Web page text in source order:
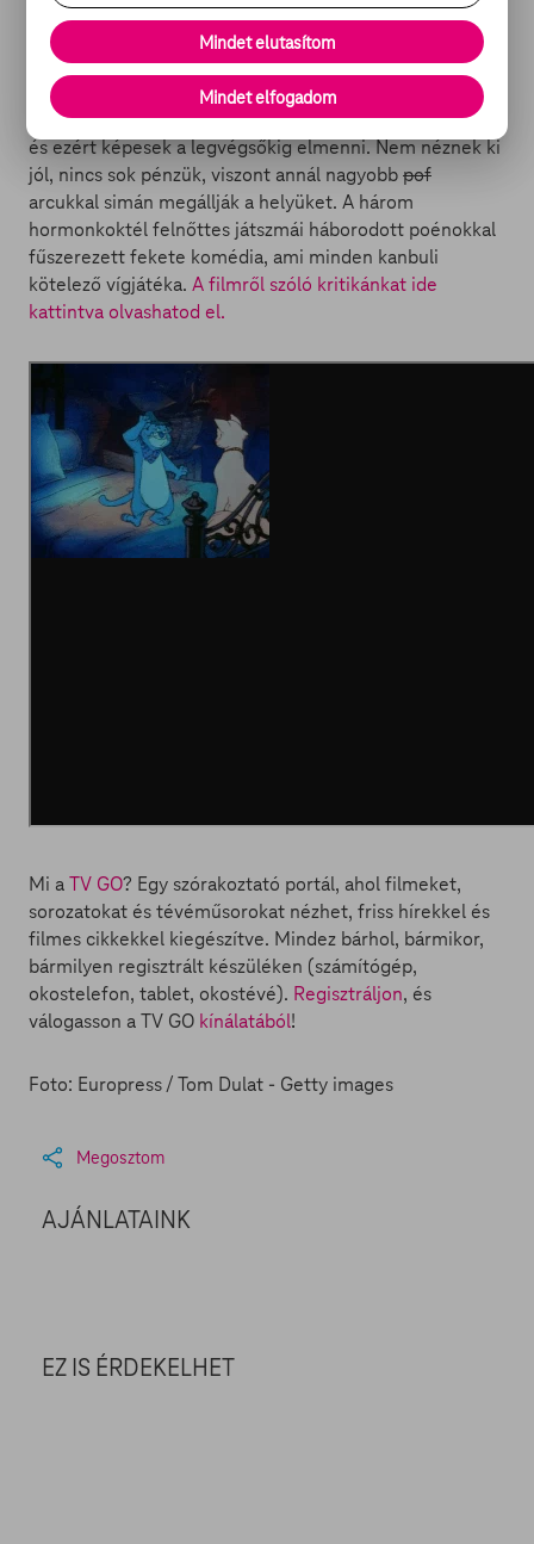
Superbad, avagy miért ciki a szex (amerikai vígjáték)
Tesztoszteron meghajtású vesztesek a csajozós nagyfiúk
mintájára próbálják megalkotni a maguk pasas klubját,
és ezért képesek a legvégsőkig elmenni. Nem néznek ki
jól, nincs sok pénzük, viszont annál nagyobbpof
arcukkal simán megállják a helyüket. A három
hormonkoktél felnőttes játszmái háborodott poénokkal
fűszerezett fekete komédia, ami minden kanbuli
kötelező vígjátéka. A filmről szóló kritikánkat ide
kattintva olvashatod el.
Mi aTV GO? Egy szórakoztató portál, ahol filmeket,
sorozatokat és tévéműsorokat nézhet, friss hírekkel és
filmes cikkekkel kiegészítve. Mindez bárhol, bármikor,
bármilyen regisztrált készüléken (számítógép,
okostelefon, tablet, okostévé). Regisztráljon, és
válogasson a TV GO kínálatából!
Foto: Europress / Tom Dulat - Getty images
Megosztom
AJÁNLATAINK
EZ IS ÉRDEKELHET
Mindet elutasítom
Mindet elfogadom